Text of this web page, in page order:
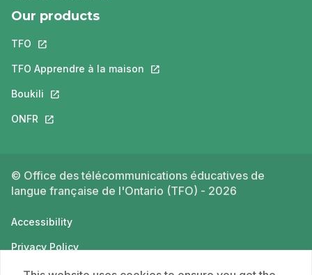
Our products
TFO This link will open in a new tab.
TFO Apprendre à la maison This link will open in a new tab.
Boukili This link will open in a new tab.
ONFR This link will open in a new tab.
© Office des télécommunications éducatives de
langue française de l'Ontario (TFO) - 2026
Accessibility
Privacy Policy
Terms of use